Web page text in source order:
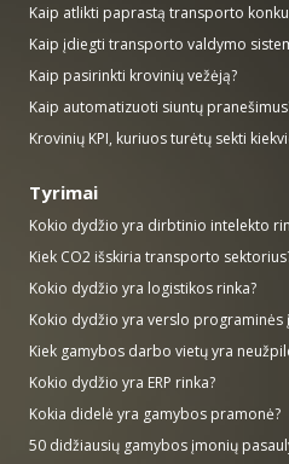
Kaip atlikti paprastą transporto
Kaip įdiegti transporto valdymo
Kaip pasirinkti krovinių vežėją?
Kaip automatizuoti siuntų
Krovinių KPI, kuriuos turėtų sekti
Tyrimai
Kokio dydžio yra dirbtinio intelekto
Kiek CO2 išskiria transporto
Kokio dydžio yra logistikos rinka?
Kokio dydžio yra verslo programinės
Kiek gamybos darbo vietų yra
Kokio dydžio yra ERP rinka?
Kokia didelė yra gamybos pramonė?
50 didžiausių gamybos įmonių